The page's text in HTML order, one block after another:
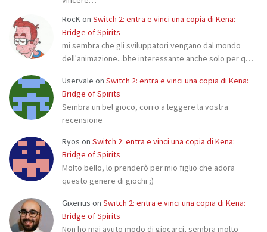
RocKon Switch 2: entra e vinci una copia di Kena:
Bridge of Spirits
mi sembra che gli sviluppatori vengano dal mondo
dell'animazione...bhe interessante anche solo per q…
Uservale on Switch 2: entra e vinci una copia di Kena:
Bridge of Spirits
Sembra un bel gioco, corro a leggere la vostra
recensione
Ryos on Switch 2: entra e vinci una copia di Kena:
Bridge of Spirits
Molto bello, lo prenderò per mio figlio che adora
questo genere di giochi ;)
Gixerius on Switch 2: entra e vinci una copia di Kena:
Bridge of Spirits
Non ho mai avuto modo di giocarci, sembra molto